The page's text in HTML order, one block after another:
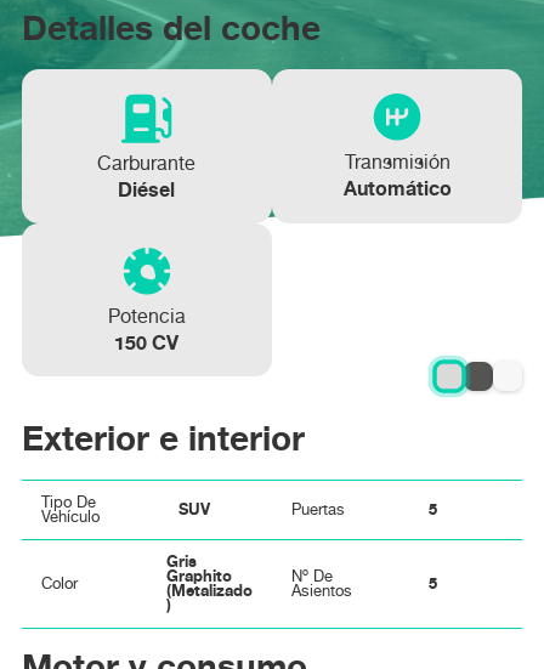
Detalles del coche
Carburante
Diésel
Transmisión
Automático
Potencia
150 CV
Exterior e interior
Tipo De
Vehículo
SUV Puertas 5
Color
Gris
Graphito
(metalizado
)
Nº De
Asientos
5